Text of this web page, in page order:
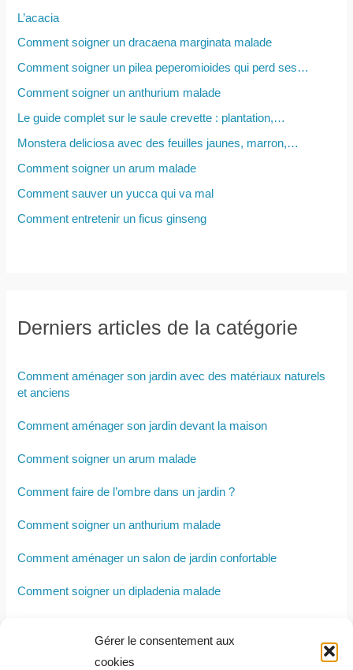
Gérer le consentement aux
cookies
:
L’acacia
Comment soigner un dracaena marginata malade
Comment soigner un pilea peperomioides qui perd ses…
Comment soigner un anthurium malade
Le guide complet sur le saule crevette : plantation,…
Monstera deliciosa avec des feuilles jaunes, marron,…
Comment soigner un arum malade
Comment sauver un yucca qui va mal
Comment entretenir un ficus ginseng
Derniers articles de la catégorie
Comment aménager son jardin avec des matériaux naturels
et anciens
Comment aménager son jardin devant la maison
Comment soigner un arum malade
Comment faire de l’ombre dans un jardin ?
Comment soigner un anthurium malade
Comment aménager un salon de jardin confortable
Comment soigner un dipladenia malade
Comment sauver un yucca qui va mal